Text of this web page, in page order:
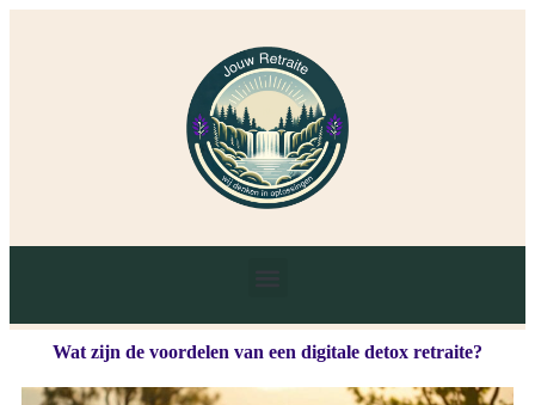
Wat zijn de voordelen van een digitale detox retraite?